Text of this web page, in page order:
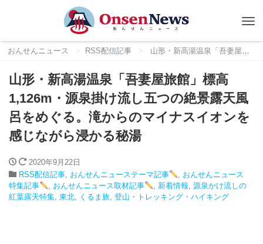
おんせんニュース RSS配信記事 山形・新高湯温泉「吾妻屋旅館」標高1,126m・源泉掛け流し五つの絶景露天風呂をめぐる。滝からのマイナスイオンを感じながら浸かる秘湯
山形・新高湯温泉「吾妻屋旅館」標高
1,126m・源泉掛け流し五つの絶景露天風
呂をめぐる。滝からのマイナスイオンを
感じながら浸かる秘湯
2020年9月22日
RSS配信記事, おんせんニューステーマ記事 , おんせんニュース
特集記事
, おんせんニュース取材記事 , 新着情報, 源泉かけ流しの
紅葉露天特集, 東北, くるま旅, 登山・トレッキング・ハイキング